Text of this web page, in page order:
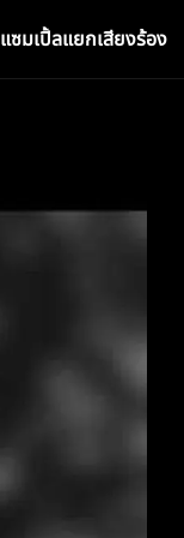
แซมเปิ้ลแยกเสียงร้อง